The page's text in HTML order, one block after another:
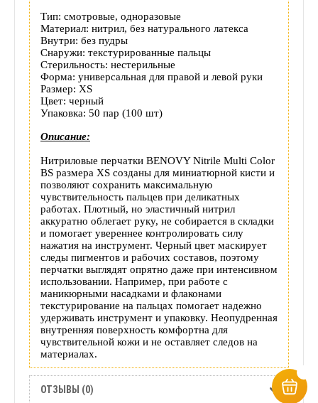
(0)
Доставка
этого
товара
Тип: смотровые, одноразовые
Материал: нитрил, без натурального латекса
Внутри: без пудры
Снаружи: текстурированные пальцы
Стерильность: нестерильные
Форма: универсальная для правой и левой руки
Размер: XS
Цвет: черный
Упаковка: 50 пар (100 шт)
Описание:
Нитриловые перчатки BENOVY Nitrile Multi Color
BS размера XS созданы для миниатюрной кисти и
позволяют сохранить максимальную
чувствительность пальцев при деликатных
работах. Плотный, но эластичный нитрил
аккуратно облегает руку, не собирается в складки
и помогает увереннее контролировать силу
нажатия на инструмент. Черный цвет маскирует
следы пигментов и рабочих составов, поэтому
перчатки выглядят опрятно даже при интенсивном
использовании. Например, при работе с
маникюрными насадками и флаконами
текстурирование на пальцах помогает надежно
удерживать инструмент и упаковку. Неопудренная
внутренняя поверхность комфортна для
чувствительной кожи и не оставляет следов на
материалах.
ОТЗЫВЫ (0)